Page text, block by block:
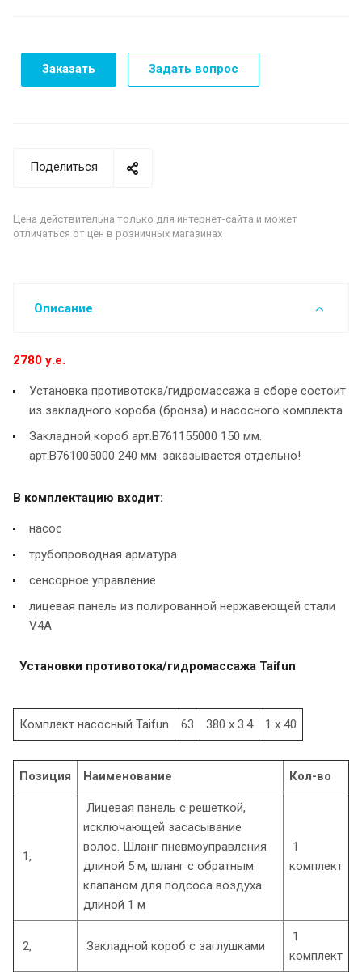
Заказать Задать вопрос
Поделиться
Цена действительна только для интернет-сайта и может
отличаться от цен в розничных магазинах
Описание
2780 у.е.
Установка противотока/гидромассажа в сборе состоит
из закладного короба (бронза) и насосного комплекта
Закладной короб арт.B761155000 150 мм.
арт.B761005000 240 мм. заказывается отдельно!
В комплектацию входит:
насос
трубопроводная арматура
сенсорное управление
лицевая панель из полированной нержавеющей стали
V4A
Установки противотока/гидромассажа Taifun
Комплект насосный Taifun 63 380 x 3.4 1 x 40
Позиция Наименование Кол-во
1,
Лицевая панель с решеткой,
исключающей засасывание
волос. Шланг пневмоуправления
длиной 5 м, шланг с обратным
клапаном для подсоса воздуха
длиной 1 м
1
комплект
2, Закладной короб с заглушками
1
комплект